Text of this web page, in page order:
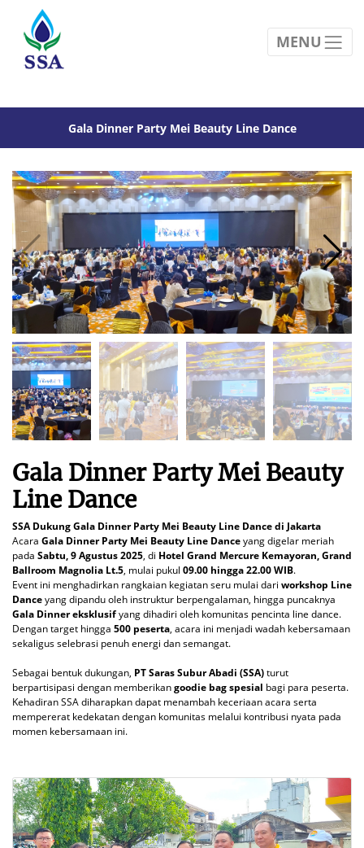
MENU
Gala Dinner Party Mei Beauty Line Dance
Gala Dinner Party Mei Beauty
Line Dance
SSA Dukung Gala Dinner Party Mei Beauty Line Dance di Jakarta
Acara Gala Dinner Party Mei Beauty Line Danceyang digelar meriah
pada Sabtu, 9 Agustus 2025, di Hotel Grand Mercure Kemayoran, Grand
Ballroom Magnolia Lt.5, mulai pukul 09.00 hingga 22.00 WIB.
Event ini menghadirkan rangkaian kegiatan seru mulai dari workshop Line
Danceyang dipandu oleh instruktur berpengalaman, hingga puncaknya
Gala Dinner eksklusifyang dihadiri oleh komunitas pencinta line dance.
Dengan target hingga 500 peserta, acara ini menjadi wadah kebersamaan
sekaligus selebrasi penuh energi dan semangat.
Sebagai bentuk dukungan, PT Saras Subur Abadi (SSA)turut
berpartisipasi dengan memberikangoodie bag spesial bagi para peserta.
Kehadiran SSA diharapkan dapat menambah keceriaan acara serta
mempererat kedekatan dengan komunitas melalui kontribusi nyata pada
momen kebersamaan ini.